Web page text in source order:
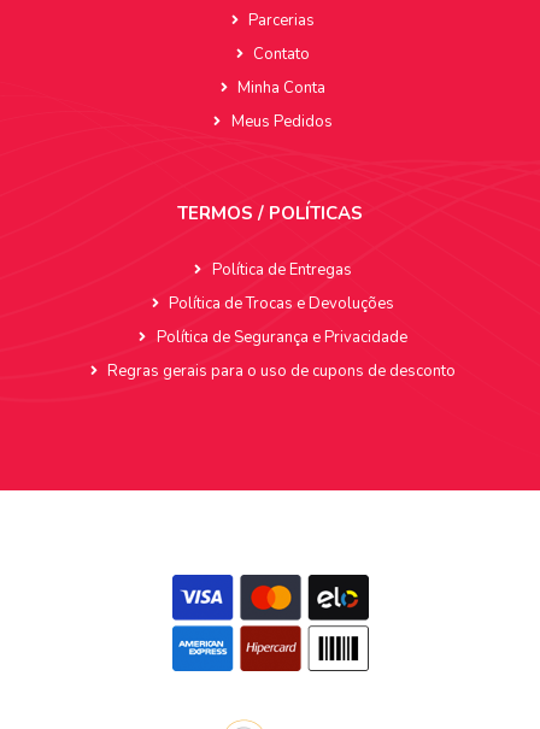
Parcerias
Contato
Minha Conta
Meus Pedidos
TERMOS / POLÍTICAS
Política de Entregas
Política de Trocas e Devoluções
Política de Segurança e Privacidade
Regras gerais para o uso de cupons de desconto